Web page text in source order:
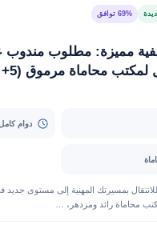
69% توافق
مميزة: مطلوب مندوب
محاماة مرموق (5+ سنوات خبرة)
دوام كامل
بمسيرتك المهنية إلى مستوى جديد في
محاماة رائد ومزدهر، …